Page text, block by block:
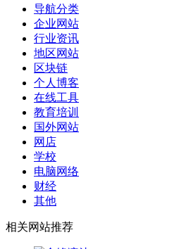
导航分类
企业网站
行业资讯
地区网站
区块链
个人博客
在线工具
教育培训
国外网站
网店
学校
电脑网络
财经
其他
相关网站推荐